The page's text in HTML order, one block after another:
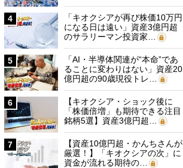
4
「キオクシアが再び株価10万円
になる日は遠い」資産3億円超
のサラリーマン投資家…
5
「AI・半導体関連が“本命”であ
ることに変わりはない」資産20
億円超の90歳現役トレ…
6
【キオクシア・ショック後に
「株価倍増」も期待できる注目
銘柄5選】資産3億円超…
7
【資産10億円超・かんちさんが
厳選！】「キオクシアの次」に
資金が流れる期待の…